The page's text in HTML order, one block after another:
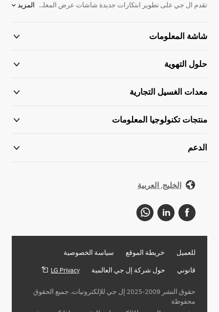
تقدم ال جي على تطوير ابتكارات جديدة شاشات عرض المعلومات. نحن ملتزمون بتوفير المنتجات الإلكترونية التي تساعد على الأداء بشكل أفضل. لدعم هذا الهدف، قمنا بتطوير لافتات LED الداخلية والخارجية. نقدم مجموعة واسعة من المنتجات بما في ذلك شاشات واللافتات الرقمية للإعلان، ومكيفات الهواء، وأنظمة VRF والكثير من الحلول الإلكترونية. اكتشف المزيد عن لافتات LED الداخلية والخارجية. اتصل بممثل أل جي المحلي للحصول على مزيد من المعلومات. المزيد
شاشة المعلومات
حلول التهوية
معدات الغسيل التجارية
منتجات تكنولوجيا المعلومات
الدعم
الخليج, العربية
للعميل خريطة الموقع
سياسة الخصوصية
قانوني
حول شركة إل جي العالمية LG Privacy
حقوق النشر 2009-2025 إل جي للإلكترونيات. جميع الحقوق
محفوظة